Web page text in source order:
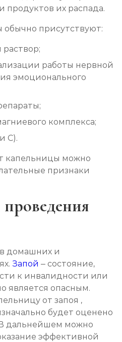
Записаться
продуктов их распада.
обычно присутствуют:
работы нервной
эмоционального
комплекса;
С).
капельницы можно
признаки
домашних и
Запой – состояние,
к инвалидности или
является опасным.
от запоя ,
будет оценено
дальнейшем можно
эффективной